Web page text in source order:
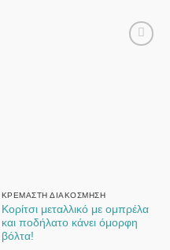
ΚΡΕΜΑΣΤΉ ΔΙΑΚΌΣΜΗΣΗ
Κορίτσι μεταλλικό με ομπρέλα
και ποδήλατο κάνει όμορφη
βόλτα!